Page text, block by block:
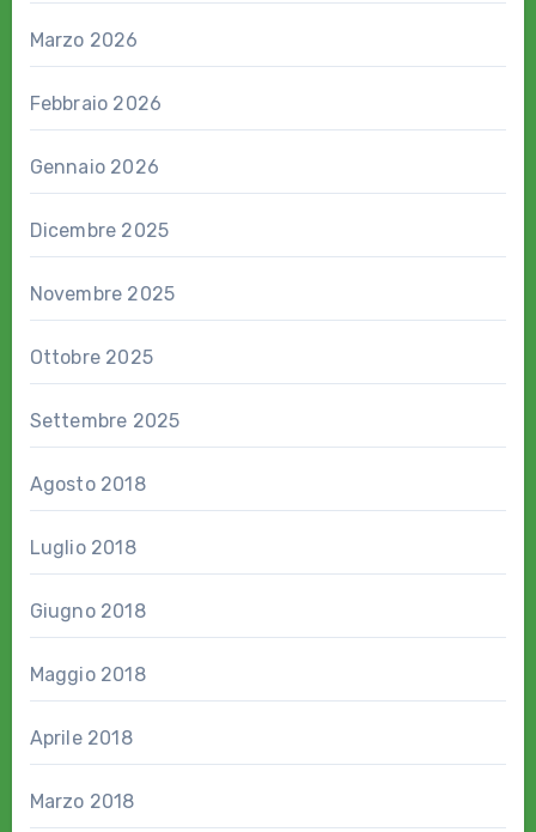
Marzo 2026
Febbraio 2026
Gennaio 2026
Dicembre 2025
Novembre 2025
Ottobre 2025
Settembre 2025
Agosto 2018
Luglio 2018
Giugno 2018
Maggio 2018
Aprile 2018
Marzo 2018